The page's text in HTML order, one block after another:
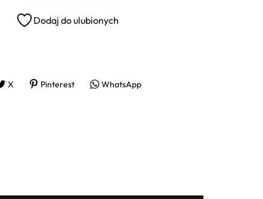
Dodaj do ulubionych
X Pinterest WhatsApp